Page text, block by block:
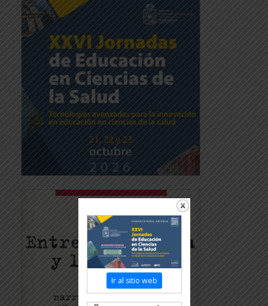
Ir al sitio web